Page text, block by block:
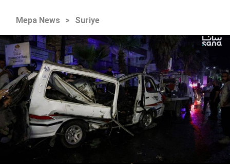
Mepa News > Suriye